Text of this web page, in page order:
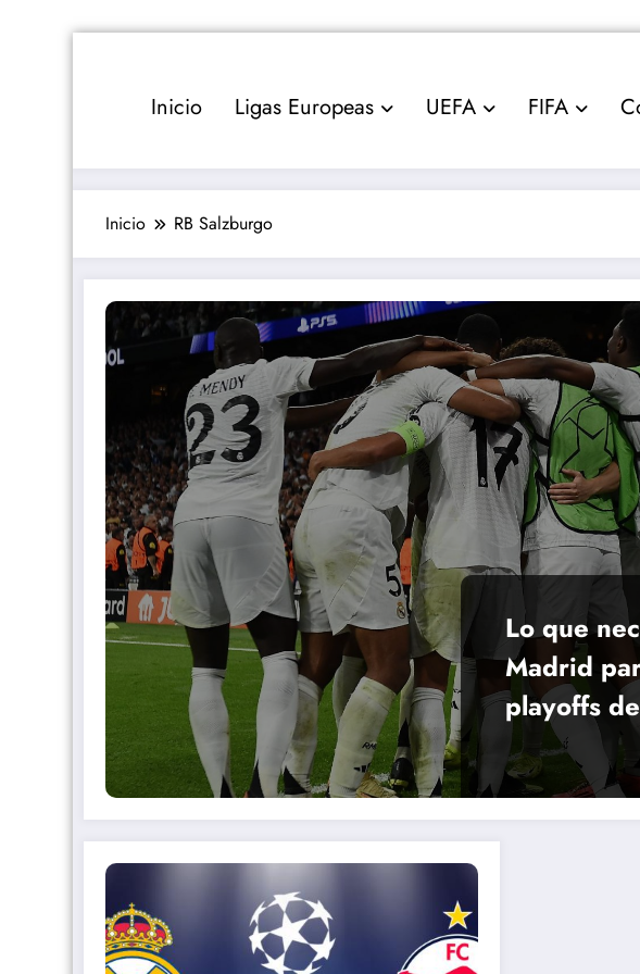
Inicio Ligas Europeas UEFA FIFA
Inicio RB Salzburgo
Lo que
Madrid
playoffs